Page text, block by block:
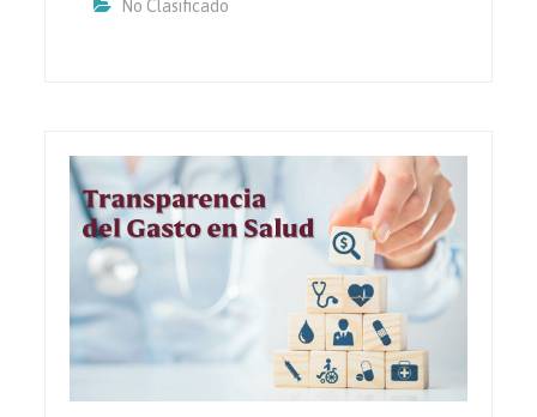
No Clasificado